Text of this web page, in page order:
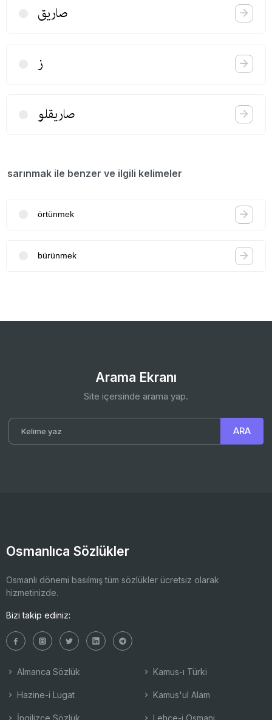
صاریق
ز
صاریقلو
sarınmak ile benzer ve ilgili kelimeler
örtünmek
bürünmek
Arama Ekranı
Site içersinde arama yap.
Osmanlıca Sözlükler
Osmanlı dönemi basılmış tüm sözlükler ücretsiz olarak
hizmetinizde.
Bizi takip ediniz:
Almanca Sözlük
Hazine-i Lugat
İngilizce Sözlük
Kamus-ı Türki
Kamus'ul Alam
Lehçe-i Osmani